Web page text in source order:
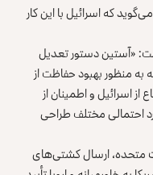
که اسرائیل با این کار
«آستین دستور تعدیل
منظور بهبود حفاظت از
اسرائیل و اطمینان از
احتمالی مختلف طراحی
متحده، ارسال کشتی‌های